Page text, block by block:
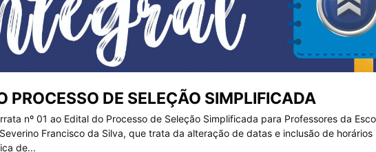
PROCESSO DE SELEÇÃO SIMPLIFICADA
nº 01 ao Edital do Processo de Seleção Simplificada para Professores da
Francisco da Silva, que trata da alteração de datas e inclusão de horários
de...